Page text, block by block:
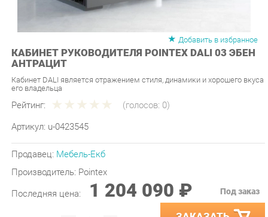
КАБИНЕТ РУКОВОДИТЕЛЯ POINTEX DALI 03 ЭБЕН
АНТРАЦИТ
Кабинет DALI является отражением стиля, динамики и хорошего вкуса
Рейтинг:
Артикул: u-0423545
Производитель:Pointex
Последняя цена: 1 204 090 ₽
- ЗАКАЗАТЬ